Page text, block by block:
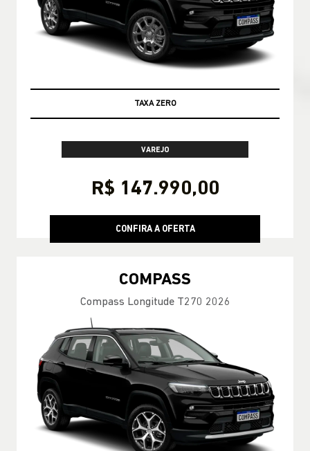
SUPER VALORIZAÇÃO NO SEU USADO
VAREJO
R$ 147.990,00
CONFIRA A OFERTA
COMPASS
Compass Longitude T270 2026